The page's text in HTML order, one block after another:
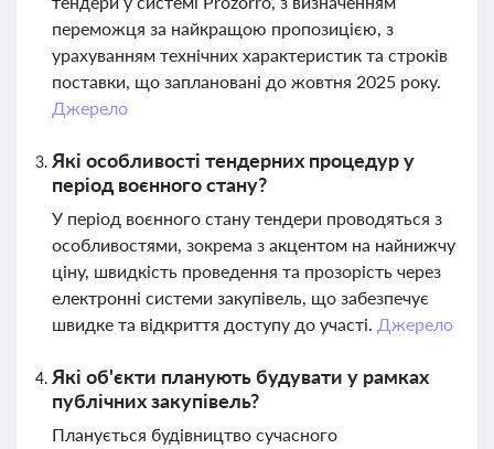
переможця за найкращою пропозицією, з
урахуванням технічних характеристик та строків
поставки, що заплановані до жовтня 2025 року.
Джерело
Які особливості тендерних процедур у
період воєнного стану?
У період воєнного стану тендери проводяться з
особливостями, зокрема з акцентом на найнижчу
ціну, швидкість проведення та прозорість через
електронні системи закупівель, що забезпечує
швидке та відкриття доступу до участі. Джерело
Які об'єкти планують будувати у рамках
публічних закупівель?
Планується будівництво сучасного